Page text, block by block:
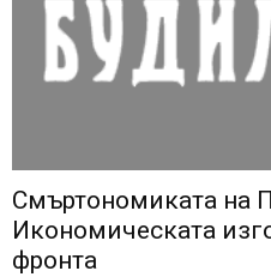
Смъртономиката на
Икономическата
фронта